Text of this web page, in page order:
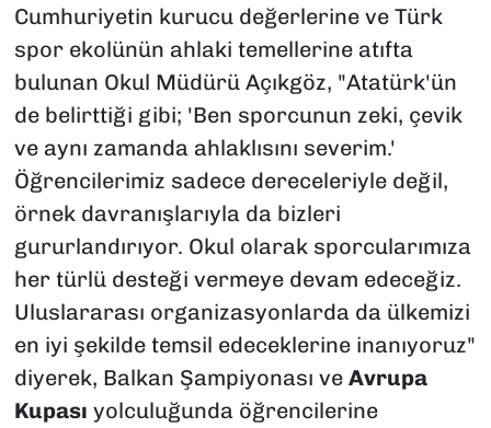
Cumhuriyetin kurucu değerlerine ve Türk
spor ekolünün ahlaki temellerine atıfta
bulunan Okul Müdürü Açıkgöz, "Atatürk'ün
de belirttiği gibi; 'Ben sporcunun zeki, çevik
ve aynı zamanda ahlaklısını severim.'
Öğrencilerimiz sadece dereceleriyle değil,
örnek davranışlarıyla da bizleri
gururlandırıyor. Okul olarak sporcularımıza
her türlü desteği vermeye devam edeceğiz.
Uluslararası organizasyonlarda da ülkemizi
en iyi şekilde temsil edeceklerine inanıyoruz"
diyerek, Balkan Şampiyonası ve Avrupa
Kupası yolculuğunda öğrencilerine